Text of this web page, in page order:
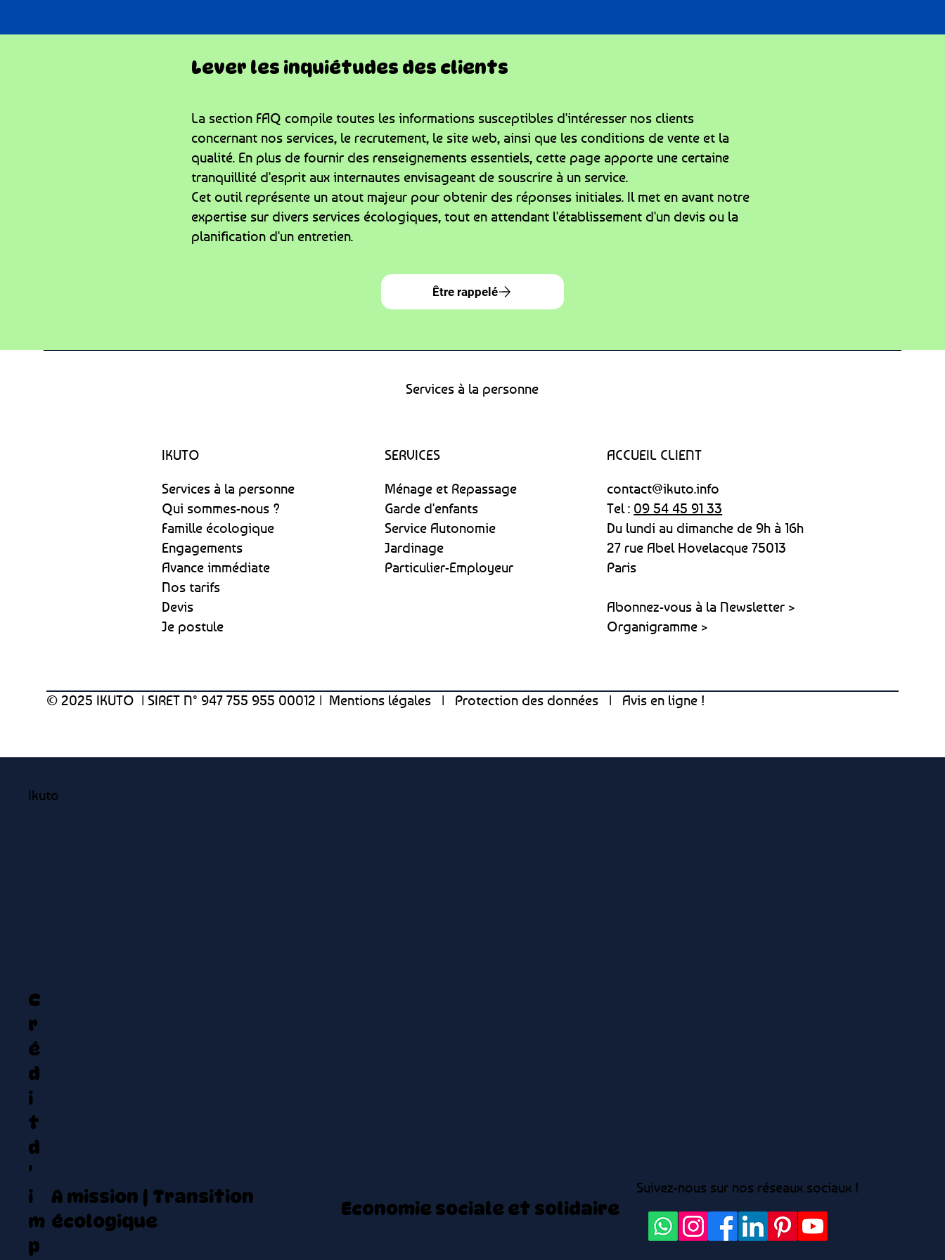
Lever les inquiétudes des clients
La section FAQ compile toutes les informations susceptibles d'intéresser nos clients
concernant nos services, le recrutement, le site web, ainsi que les conditions de vente et la
qualité. En plus de fournir des renseignements essentiels, cette page apporte une certaine
tranquillité d'esprit aux internautes envisageant de souscrire à un service.
Cet outil représente un atout majeur pour obtenir des réponses initiales. Il met en avant notre
expertise sur divers services écologiques, tout en attendant l'établissement d'un devis ou la
planification d'un entretien.
Être rappelé
Services à la personne
IKUTO
Services à la personne
Qui sommes-nous ?
Famille écologique
Engagements
Avance immédiate
Nos tarifs
Devis
Je postule
SERVICES
Ménage et Repassage
Garde d'enfants
Service Autonomie
Jardinage
Particulier-Employeur
ACCUEIL CLIENT
contact@ikuto.info
Tel : 09 54 45 91 33
Du lundi au dimanche de 9h à 16h
27 rue Abel Hovelacque 75013
Paris
Abonnez-vous à la Newsletter >
Organigramme >
© 2025 IKUTO | SIRET N° 947 755 955 00012 | Mentions légales | Protection des données | Avis en ligne !
Ikuto
C
r
é
d
i
t
d
'
i
m
p
A mission | Transition
écologique
Economie sociale et solidaire
Suivez-nous sur nos réseaux sociaux !